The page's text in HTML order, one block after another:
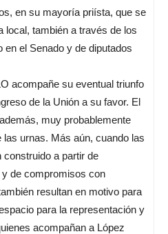
en su mayoría priísta, que se
local, también a través de los
en el Senado y de diputados
acompañe su eventual triunfo
de la Unión a su favor. El
muy probablemente
urnas. Más aún, cuando las
construido a partir de
de compromisos con
resultan en motivo para
para la representación y
acompañan a López